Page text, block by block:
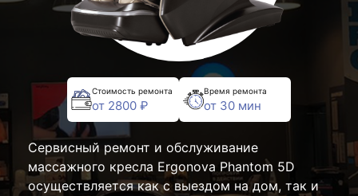
Стоимость ремонта
от 2800 ₽
Время ремонта
от 30 мин
Сервисный ремонт и обслуживание
массажного кресла Ergonova Phantom 5D
осуществляется как с выездом на дом, так и